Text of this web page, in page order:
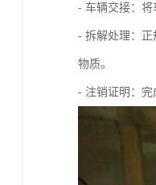
- 车辆交接：将
- 拆解处理：正
物质。
- 注销证明：完